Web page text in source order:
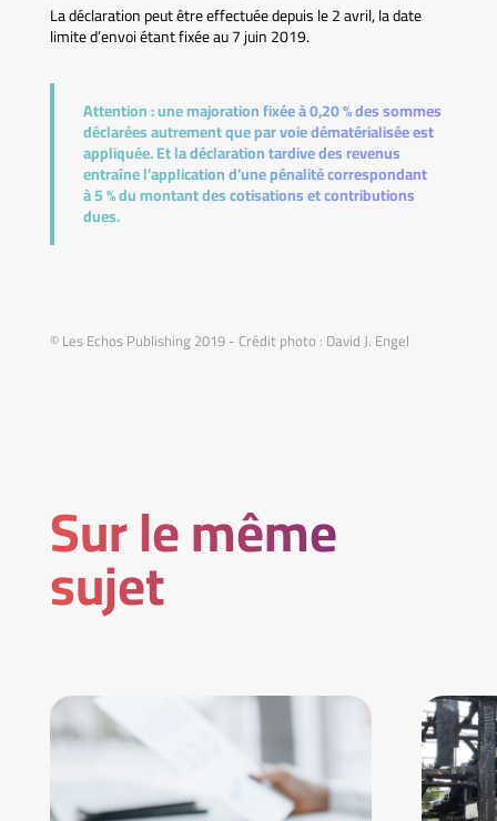
La déclaration peut être effectuée depuis le 2 avril, la date
limite d’envoi étant fixée au 7 juin 2019.
Attention :une majoration fixée à 0,20 % des sommes
déclarées autrement que par voie dématérialisée est
appliquée. Et la déclaration tardive des revenus
entraîne l’application d’une pénalité correspondant
à 5 % du montant des cotisations et contributions
dues.
© Les Echos Publishing 2019 - Crédit photo : David J. Engel
Sur le même
sujet